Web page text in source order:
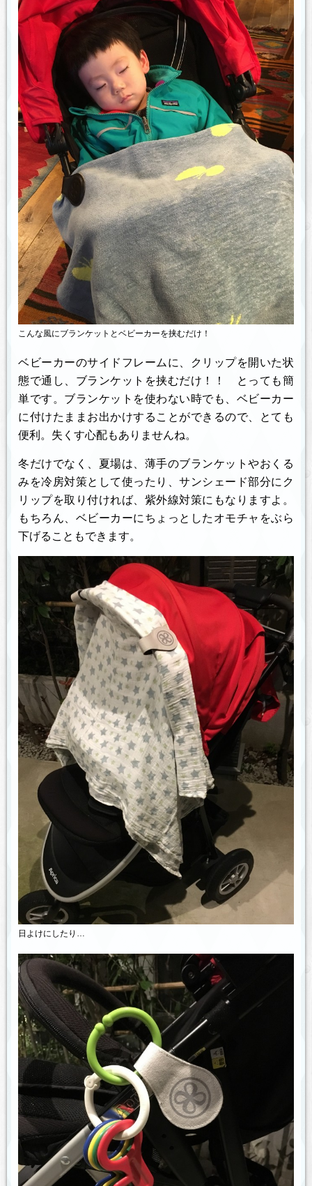
こんな風にブランケットとベビーカーを挟むだけ！
ベビーカーのサイドフレームに、クリップを開いた状
態で通し、ブランケットを挟むだけ！！ とっても簡
単です。ブランケットを使わない時でも、ベビーカー
に付けたままお出かけすることができるので、とても
便利。失くす心配もありませんね。
冬だけでなく、夏場は、薄手のブランケットやおくる
みを冷房対策として使ったり、サンシェード部分にク
リップを取り付ければ、紫外線対策にもなりますよ。
もちろん、ベビーカーにちょっとしたオモチャをぶら
下げることもできます。
日よけにしたり…